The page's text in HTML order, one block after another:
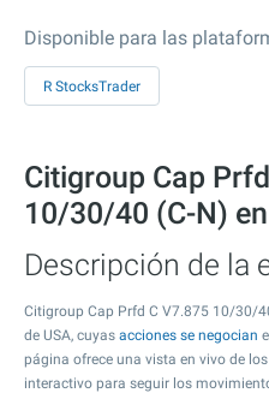
Disponible para las
R StocksTrader
Citigroup Cap
10/30/40 (C-N)
Descripción de la
Citigroup Cap Prfd C V7.875 10/30/
de USA, cuyas acciones se negocian
página ofrece una vista en vivo de
interactivo para seguir los